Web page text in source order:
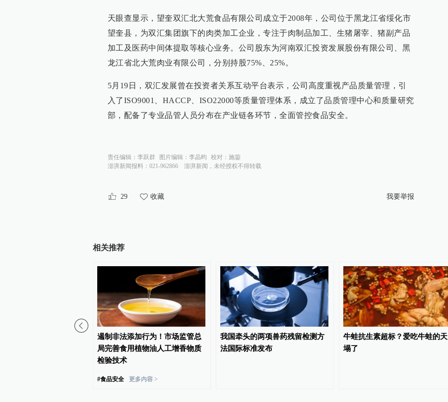
天眼查显示，望奎双汇北大荒食品有限公司成立于2008年，公司位于黑龙江省绥化市
望奎县，为双汇集团旗下的肉类加工企业，专注于肉制品加工、生猪屠宰、猪副产品
加工及医药中间体提取等核心业务。公司股东为河南双汇投资发展股份有限公司、黑
龙江省北大荒肉业有限公司，分别持股75%、25%。
5月19日，双汇发展曾在投资者关系互动平台表示，公司高度重视产品质量管理，引
入了ISO9001、HACCP、ISO22000等质量管理体系，成立了品质管理中心和质量研究
部，配备了专业品管人员分布在产业链各环节，全面管控食品安全。
责任编辑： 李跃群 图片编辑： 李晶昀 校对： 施鋆
澎湃新闻报料：021-962866
澎湃新闻，未经授权不得转载
29 收藏 我要举报
相关推荐
遏制非法添加行为！市场监管总
局完善食用植物油人工增香物质
检验技术
#食品安全 更多内容 >
我国牵头的两项兽药残留检测方
法国际标准发布
牛蛙抗生素超标？爱吃牛蛙的天
塌了